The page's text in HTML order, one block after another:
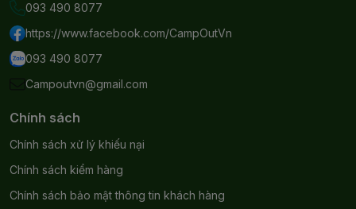
093 490 8077
https://www.facebook.com/CampOutVn
093 490 8077
Campoutvn@gmail.com
Chính sách
Chính sách xử lý khiếu nại
Chính sách kiểm hàng
Chính sách bảo mật thông tin khách hàng